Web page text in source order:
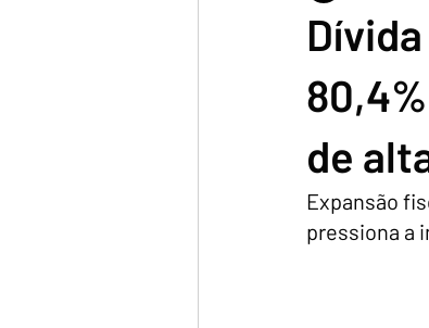
de
Expansão
pressiona a